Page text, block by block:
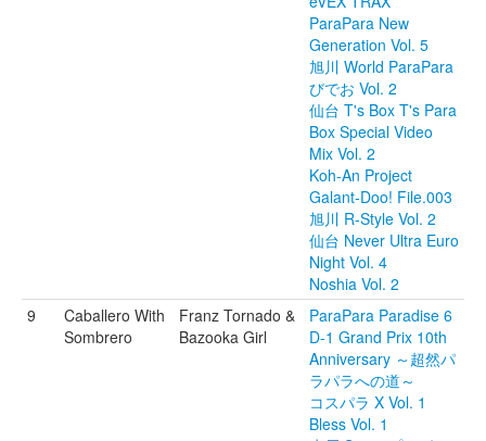
ParaPara New
Generation Vol. 5
旭川 World ParaPara
びでお Vol. 2
仙台 T's Box T's Para
Box Special Video
Mix Vol. 2
Koh-An Project
Galant-Doo! File.003
旭川 R-Style Vol. 2
仙台 Never Ultra Euro
Night Vol. 4
Noshia Vol. 2
9
Caballero With
Sombrero
Franz Tornado &
Bazooka Girl
ParaPara Paradise 6
D-1 Grand Prix 10th
Anniversary ～超然パ
ラパラへの道～
コスパラ X Vol. 1
Bless Vol. 1